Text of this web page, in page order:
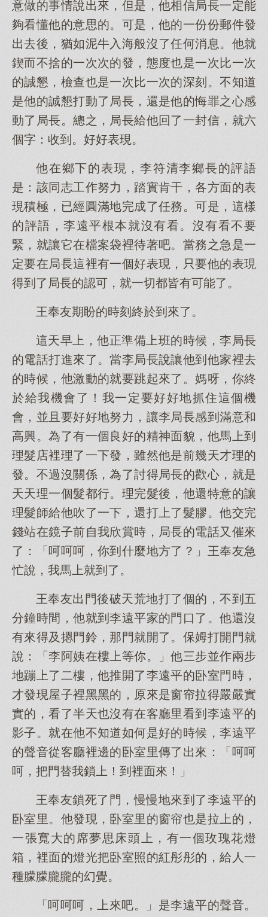
意做的事情說出來，但是，他相信局長一定能
夠看懂他的意思的。可是，他的一份份郵件發
出去後，猶如泥牛入海般沒了任何消息。他就
鍥而不捨的一次次的發，態度也是一次比一次
的誠懇，檢查也是一次比一次的深刻。不知道
是他的誠懇打動了局長，還是他的悔罪之心感
動了局長。總之，局長給他回了一封信，就六
個字：收到。好好表現。
他在鄉下的表現，李符清李鄉長的評語
是：該同志工作努力，踏實肯干，各方面的表
現積極，已經圓滿地完成了任務。可是，這樣
的評語，李遠平根本就沒有看。沒有看不要
緊，就讓它在檔案袋裡待著吧。當務之急是一
定要在局長這裡有一個好表現，只要他的表現
得到了局長的認可，就一切都皆有可能了。
王奉友期盼的時刻終於到來了。
這天早上，他正準備上班的時候，李局長
的電話打進來了。當李局長說讓他到他家裡去
的時候，他激動的就要跳起來了。媽呀，你終
於給我機會了！我一定要好好地抓住這個機
會，並且要好好地努力，讓李局長感到滿意和
高興。為了有一個良好的精神面貌，他馬上到
理髮店裡理了一下發，雖然他是前幾天才理的
發。不過沒關係，為了討得局長的歡心，就是
天天理一個髮都行。理完髮後，他還特意的讓
理髮師給他吹了一下，還打上了髮膠。他交完
錢站在鏡子前自我欣賞時，局長的電話又催來
了：「呵呵呵，你到什麼地方了？」王奉友急
忙說，我馬上就到了。
王奉友出門後破天荒地打了個的，不到五
分鐘時間，他就到李遠平家的門口了。他還沒
有來得及摁門鈴，那門就開了。保姆打開門就
說：「李阿姨在樓上等你。」他三步並作兩步
地蹦上了二樓，他推開了李遠平的卧室門時，
才發現屋子裡黑黑的，原來是窗帘拉得嚴嚴實
實的，看了半天也沒有在客廳里看到李遠平的
影子。就在他不知道如何是好的時候，李遠平
的聲音從客廳裡邊的卧室里傳了出來：「呵呵
呵，把門替我鎖上！到裡面來！」
王奉友鎖死了門，慢慢地來到了李遠平的
卧室里。他發現，卧室里的窗帘也是拉上的，
一張寬大的席夢思床頭上，有一個玫瑰花燈
箱，裡面的燈光把卧室照的紅彤彤的，給人一
種朦朦朧朧的幻覺。
「呵呵呵，上來吧。」是李遠平的聲音。